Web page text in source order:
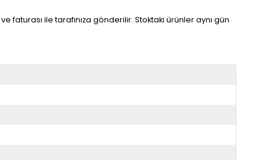
faturası ile tarafınıza gönderilir. Stoktaki ürünler aynı gün